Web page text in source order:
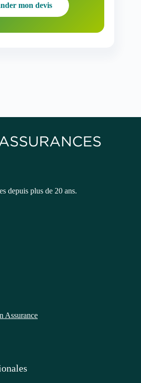
mon devis
depuis plus de 20 ans.
Assurance